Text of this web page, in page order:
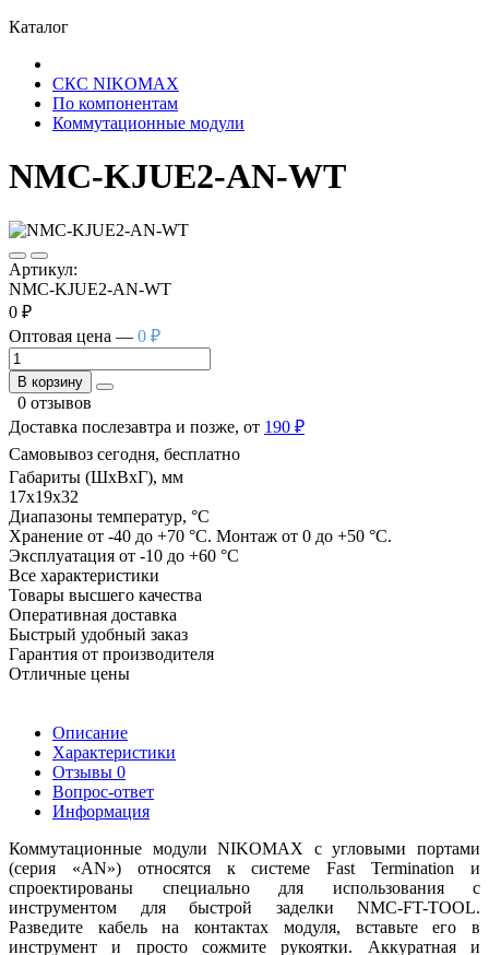
Каталог
СКС NIKOMAX
По компонентам
Коммутационные модули
NMC-KJUE2-AN-WT
Артикул:
NMC-KJUE2-AN-WT
0 ₽
Оптовая цена — 0 ₽
В корзину
0 отзывов
Доставка послезавтра и позже, от 190 ₽
Самовывоз сегодня, бесплатно
Габариты (ШхВхГ), мм
17х19х32
Диапазоны температур, °C
Хранение от -40 до +70 °C. Монтаж от 0 до +50 °C.
Эксплуатация от -10 до +60 °C
Все характеристики
Товары высшего качества
Оперативная доставка
Быстрый удобный заказ
Гарантия от производителя
Отличные цены
Описание
Характеристики
Отзывы 0
Вопрос-ответ
Информация
Коммутационные модули NIKOMAX с угловыми портами
(серия «AN») относятся к системе Fast Termination и
спроектированы специально для использования с
инструментом для быстрой заделки NMC-FT-TOOL.
Разведите кабель на контактах модуля, вставьте его в
инструмент и просто сожмите рукоятки. Аккуратная и